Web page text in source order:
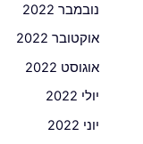
נובמבר 2022
אוקטובר 2022
אוגוסט 2022
יולי 2022
יוני 2022